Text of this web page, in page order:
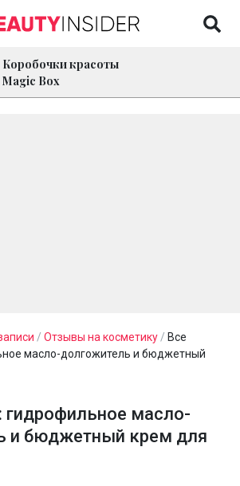
Коробочки красоты
Magic Box
/ Отзывы на косметику / Все
масло-долгожитель и бюджетный
гидрофильное масло-
и бюджетный крем для